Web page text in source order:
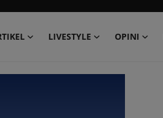
LIVESTYLE OPINI